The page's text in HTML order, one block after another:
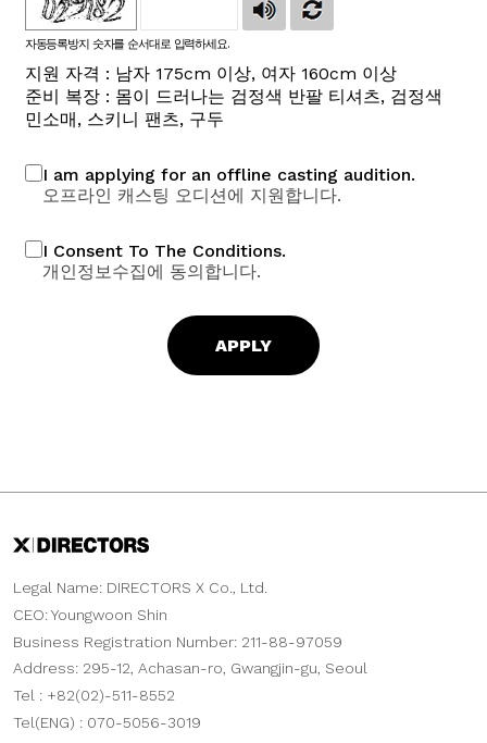
자동등록방지 숫자를 순서대로 입력하세요.
지원 자격 : 남자 175cm 이상, 여자 160cm 이상
준비 복장 : 몸이 드러나는 검정색 반팔 티셔츠, 검정색
민소매, 스키니 팬츠, 구두
I am applying for an offline casting audition.
오프라인 캐스팅 오디션에 지원합니다.
I Consent To The Conditions.
개인정보수집에 동의합니다.
Legal Name: DIRECTORS X Co., Ltd.
CEO: Youngwoon Shin
Business Registration Number: 211-88-97059
Address: 295-12, Achasan-ro, Gwangjin-gu, Seoul
Tel : +82(02)-511-8552
Tel(ENG) : 070-5056-3019